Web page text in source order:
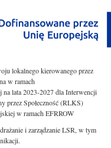
lokalnego kierowanego przez
w ramach
lata 2023-2027 dla Interwencji
przez Społeczność (RLKS)
w ramach EFRROW
i zarządzanie LSR, w tym